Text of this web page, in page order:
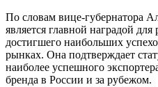
По словам вице-губернатора
является главной наградой для
достигшего наибольших
рынках. Она подтверждает
наиболее успешного
бренда в России и за рубежом.